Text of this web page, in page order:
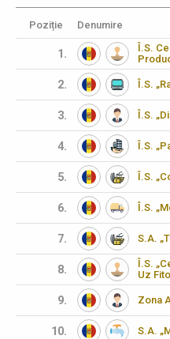
Poziție Denumire
1.
Î.S.
2. Î.S.
3. Î.S.
4. Î.S.
5. Î.S.
6. Î.S.
7. S.A.
8.
Î.S.
Uz
9. Zona
10. S.A.